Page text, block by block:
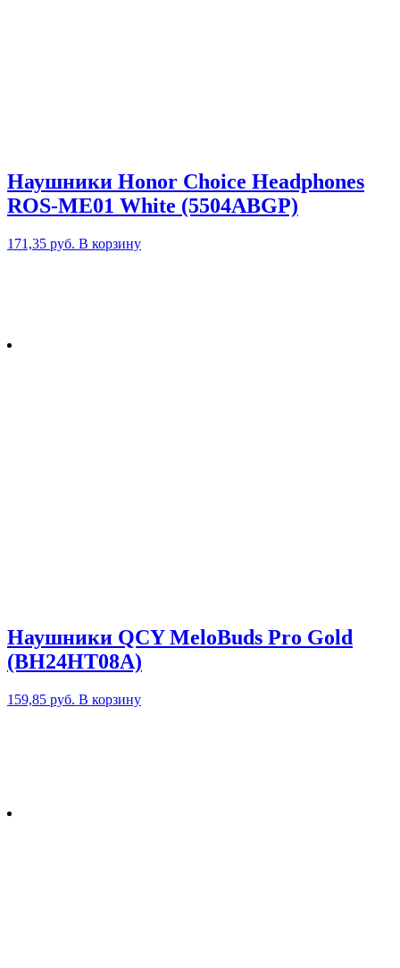
Наушники Honor Choice Headphones
ROS-ME01 White (5504ABGP)
171,35 руб. В корзину
Наушники QCY MeloBuds Pro Gold
(BH24HT08A)
159,85 руб. В корзину